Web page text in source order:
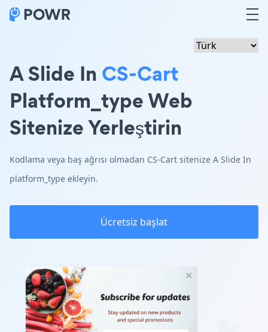
A Slide In CS-Cart
Platform_type Web
Sitenize Yerleştirin
Kodlama veya baş ağrısı olmadan CS-Cart sitenize A Slide In
platform_type ekleyin.
Ücretsiz başlat